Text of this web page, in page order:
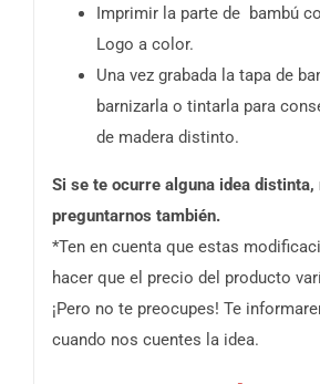
Imprimir la parte de bambú
Logo a color.
Una vez grabada la tapa de
barnizarla o tintarla para
de madera distinto.
Si se te ocurre alguna idea distinta,
preguntarnos también.
*Ten en cuenta que estas
hacer que el precio del producto
¡Pero no te preocupes! Te
cuando nos cuentes la idea.